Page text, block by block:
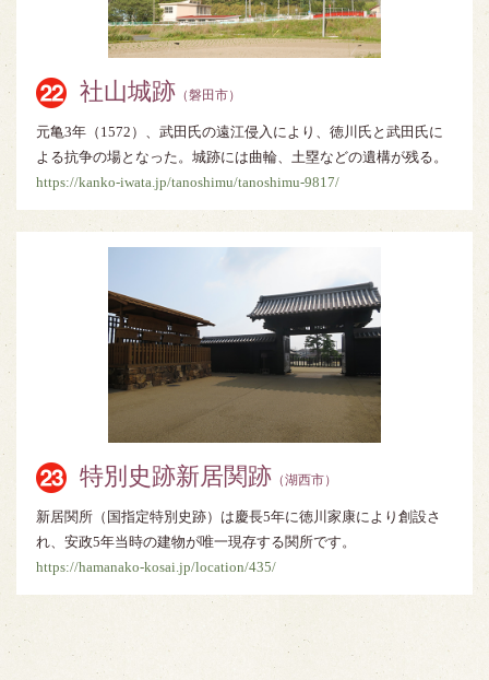
社山城跡 （磐田市）
元亀3年（1572）、武田氏の遠江侵入により、徳川氏と武田氏に
よる抗争の場となった。城跡には曲輪、土塁などの遺構が残る。
https://kanko-iwata.jp/tanoshimu/tanoshimu-9817/
特別史跡新居関跡 （湖西市）
新居関所（国指定特別史跡）は慶長5年に徳川家康により創設さ
れ、安政5年当時の建物が唯一現存する関所です。
https://hamanako-kosai.jp/location/435/